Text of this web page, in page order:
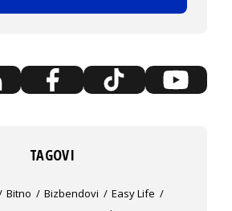
TAGOVI
Bitno Bizbendovi
Easy Life